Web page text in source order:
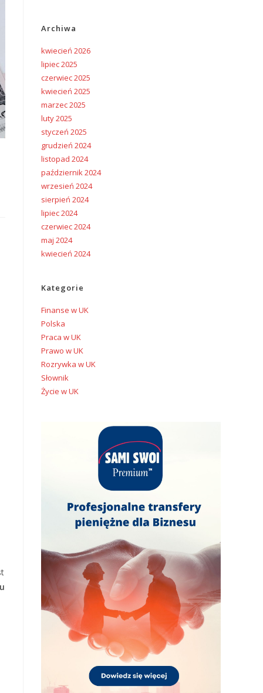
Archiwa
kwiecień 2026
lipiec 2025
czerwiec 2025
kwiecień 2025
marzec 2025
luty 2025
styczeń 2025
grudzień 2024
listopad 2024
październik 2024
wrzesień 2024
sierpień 2024
lipiec 2024
czerwiec 2024
maj 2024
kwiecień 2024
Kategorie
Finanse w UK
Polska
Praca w UK
Prawo w UK
Rozrywka w UK
Słownik
Życie w UK